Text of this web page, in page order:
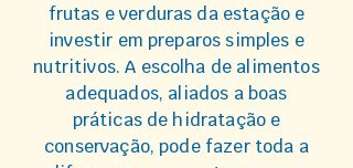
frutas e verduras da estação e
investir em preparos simples e
nutritivos. A escolha de alimentos
adequados, aliados a boas
práticas de hidratação e
conservação, pode fazer toda a